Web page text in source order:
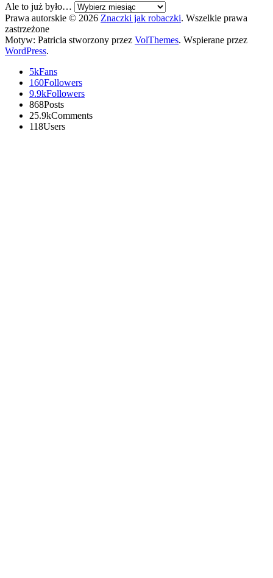
Ale to już było…
Prawa autorskie © 2026 Znaczki jak robaczki. Wszelkie prawa
zastrzeżone
Motyw: Patricia stworzony przez VolThemes. Wspierane przez
WordPress.
5kFans
160Followers
9.9kFollowers
868Posts
25.9kComments
118Users